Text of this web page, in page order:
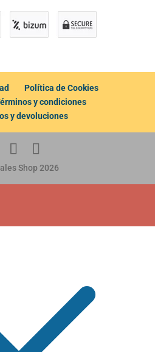
Política de Cookies
y condiciones
y devoluciones
Shop 2026